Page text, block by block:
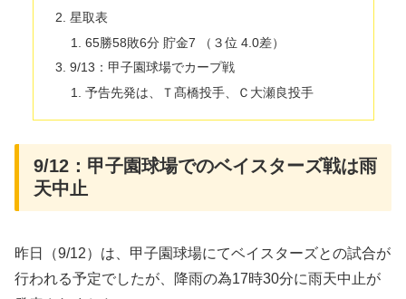
星取表
65勝58敗6分 貯金7 （３位 4.0差）
9/13：甲子園球場でカープ戦
予告先発は、Ｔ髙橋投手、Ｃ大瀬良投手
9/12：甲子園球場でのベイスターズ戦は雨
天中止
昨日（9/12）は、甲子園球場にてベイスターズとの試合が
行われる予定でしたが、降雨の為17時30分に雨天中止が